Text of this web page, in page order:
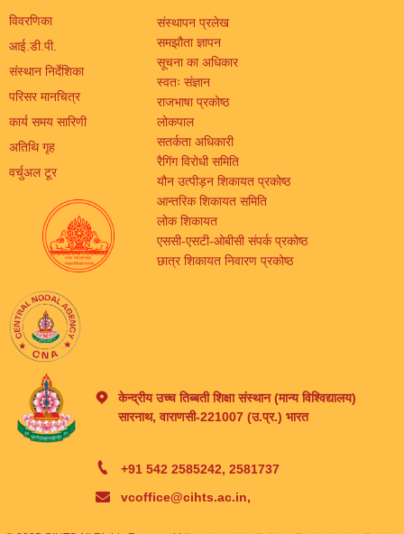
विवरणिका
आई.डी.पी.
संस्थान निर्देशिका
परिसर मानचित्र
कार्य समय सारिणी
अतिथि गृह
वर्चुअल टूर
संस्थापन प्रलेख
समझौता ज्ञापन
सूचना का अधिकार
स्वतः संज्ञान
राजभाषा प्रकोष्ठ
लोकपाल
सतर्कता अधिकारी
रैगिंग विरोधी समिति
यौन उत्पीड़न शिकायत प्रकोष्ठ
आन्तरिक शिकायत समिति
लोक शिकायत
एससी-एसटी-ओबीसी संपर्क प्रकोष्ठ
छात्र शिकायत निवारण प्रकोष्ठ
केन्द्रीय उच्च तिब्बती शिक्षा संस्थान (मान्य विश्विद्यालय)
सारनाथ, वाराणसी-221007 (उ.प्र.) भारत
+91 542 2585242, 2581737
vcoffice@cihts.ac.in,